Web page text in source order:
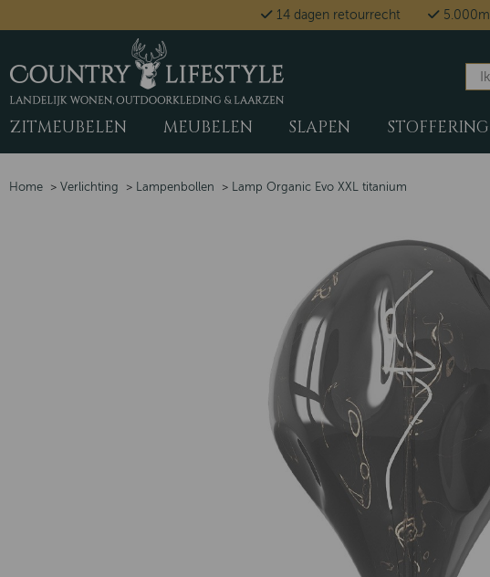
14 dagen retourrecht 5.000m
ZITMEUBELEN MEUBELEN SLAPEN STOFFERING
Home > Verlichting > Lampenbollen > Lamp Organic Evo XXL titanium